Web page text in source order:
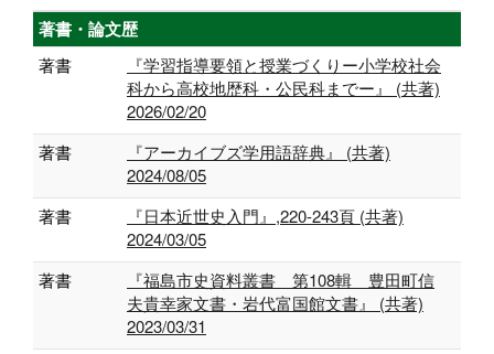
著書・論文歴
著書
『学習指導要領と授業づくりー小学校社会
科から高校地歴科・公民科までー』 (共著)
2026/02/20
著書
『アーカイブズ学用語辞典』 (共著)
2024/08/05
著書
『日本近世史入門』,220-243頁 (共著)
2024/03/05
著書
『福島市史資料叢書 第108輯 豊田町信
夫貴幸家文書・岩代富国館文書』 (共著)
2023/03/31